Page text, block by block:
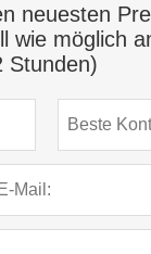
neuesten
wie möglich
Stunden)